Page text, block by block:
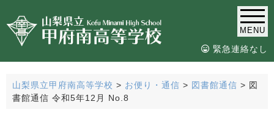
MENU
緊急連絡なし
山梨県立甲府南高等学校 > お便り・通信 > 図書館通信 > 図
書館通信 令和5年12月 No.8